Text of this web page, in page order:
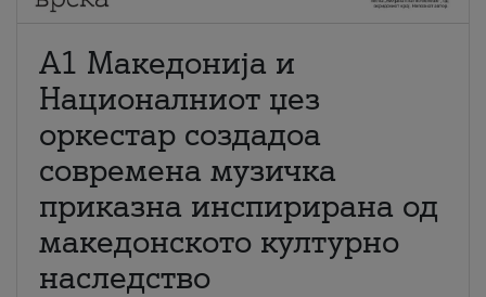
А1 Македонија и
Националниот џез
оркестар создадоа
современа музичка
приказна инспирирана од
македонското културно
наследство